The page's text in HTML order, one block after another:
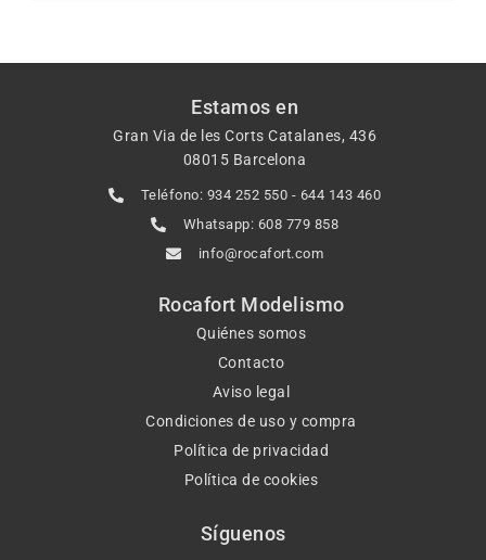
Estamos en
Gran Via de les Corts Catalanes, 436
08015 Barcelona
Teléfono: 934 252 550 - 644 143 460
Whatsapp: 608 779 858
info@rocafort.com
Rocafort Modelismo
Quiénes somos
Contacto
Aviso legal
Condiciones de uso y compra
Política de privacidad
Política de cookies
Síguenos